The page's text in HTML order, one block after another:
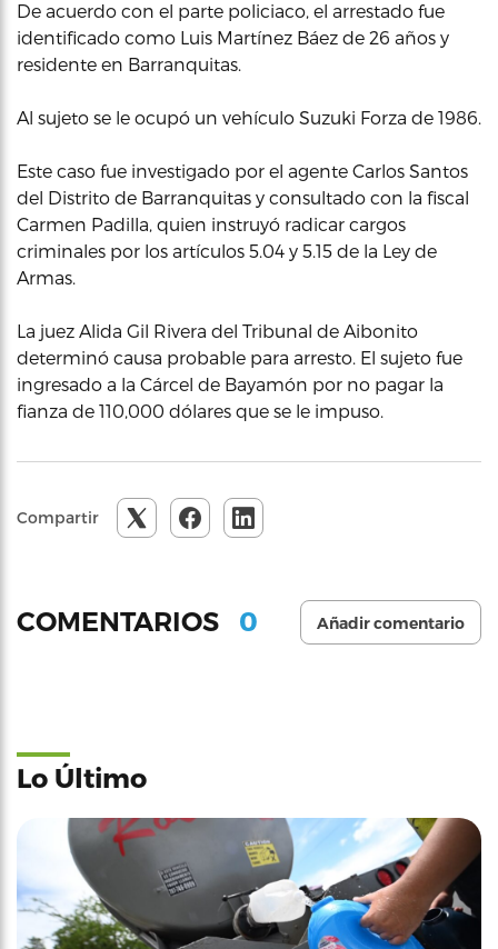
De acuerdo con el parte policiaco, el arrestado fue
identificado como Luis Martínez Báez de 26 años y
residente en Barranquitas.
Al sujeto se le ocupó un vehículo Suzuki Forza de 1986.
Este caso fue investigado por el agente Carlos Santos
del Distrito de Barranquitas y consultado con la fiscal
Carmen Padilla, quien instruyó radicar cargos
criminales por los artículos 5.04 y 5.15 de la Ley de
Armas.
La juez Alida Gil Rivera del Tribunal de Aibonito
determinó causa probable para arresto. El sujeto fue
ingresado a la Cárcel de Bayamón por no pagar la
fianza de 110,000 dólares que se le impuso.
Compartir
COMENTARIOS 0 Añadir comentario
Lo Último